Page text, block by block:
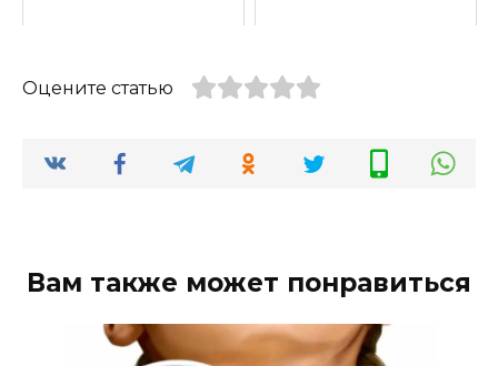
Оцените статью
Вам также может понравиться